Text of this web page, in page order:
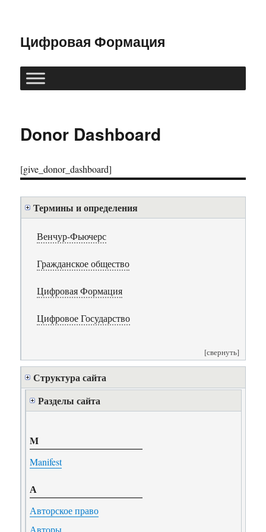
Цифровая Формация
Donor Dashboard
[give_donor_dashboard]
Термины и определения
Венчур-Фьючерс
Гражданское общество
Цифровая Формация
Цифровое Государство
[свернуть]
Структура сайта
Разделы сайта
M
Manifest
А
Авторское право
Авторы